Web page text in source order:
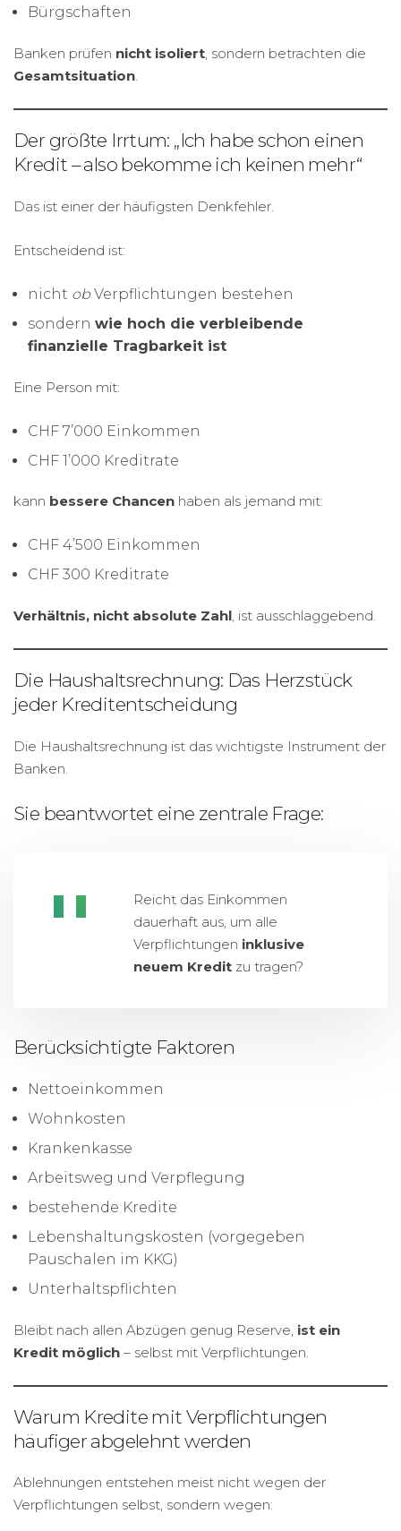
Bürgschaften
Banken prüfen nicht isoliert, sondern betrachten die
Gesamtsituation.
Der größte Irrtum: „Ich habe schon einen
Kredit – also bekomme ich keinen mehr“
Das ist einer der häufigsten Denkfehler.
Entscheidend ist:
nicht obVerpflichtungen bestehen
sondern wie hoch die verbleibende
finanzielle Tragbarkeit ist
Eine Person mit:
CHF 7’000 Einkommen
CHF 1’000 Kreditrate
kann bessere Chancen haben als jemand mit:
CHF 4’500 Einkommen
CHF 300 Kreditrate
Verhältnis, nicht absolute Zahl, ist ausschlaggebend.
Die Haushaltsrechnung: Das Herzstück
jeder Kreditentscheidung
Die Haushaltsrechnung ist das wichtigste Instrument der
Banken.
Sie beantwortet eine zentrale Frage:
Reicht das Einkommen
dauerhaft aus, um alle
Verpflichtungen inklusive
neuem Kredit zu tragen?
Berücksichtigte Faktoren
Nettoeinkommen
Wohnkosten
Krankenkasse
Arbeitsweg und Verpflegung
bestehende Kredite
Lebenshaltungskosten (vorgegeben
Pauschalen im KKG)
Unterhaltspflichten
Bleibt nach allen Abzügen genug Reserve, ist ein
Kredit möglich – selbst mit Verpflichtungen.
Warum Kredite mit Verpflichtungen
häufiger abgelehnt werden
Ablehnungen entstehen meist nicht wegen der
Verpflichtungen selbst, sondern wegen: